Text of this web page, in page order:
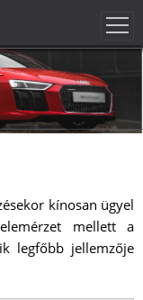
kínosan ügyel
mellett a
legfőbb jellemzője